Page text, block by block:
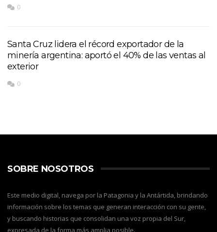
0
Santa Cruz lidera el récord exportador de la
minería argentina: aportó el 40% de las ventas al
exterior
0
SOBRE NOSOTROS
Este medio digital, navega por la Patagonia y la Antártida, brindando
información sobre los temas que generan interacción con su gente,
y buscando historias que consolidan una voz propia del Sur,
expresada de la forma más amplia posible.